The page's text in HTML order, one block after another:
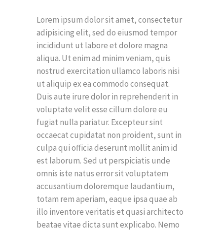
Lorem ipsum dolor sit amet, consectetur
adipisicing elit, sed do eiusmod tempor
incididunt ut labore et dolore magna
aliqua. Ut enim ad minim veniam, quis
nostrud exercitation ullamco laboris nisi
ut aliquip ex ea commodo consequat.
Duis aute irure dolor in reprehenderit in
voluptate velit esse cillum dolore eu
fugiat nulla pariatur. Excepteur sint
occaecat cupidatat non proident, sunt in
culpa qui officia deserunt mollit anim id
est laborum. Sed ut perspiciatis unde
omnis iste natus error sit voluptatem
accusantium doloremque laudantium,
totam rem aperiam, eaque ipsa quae ab
illo inventore veritatis et quasi architecto
beatae vitae dicta sunt explicabo. Nemo